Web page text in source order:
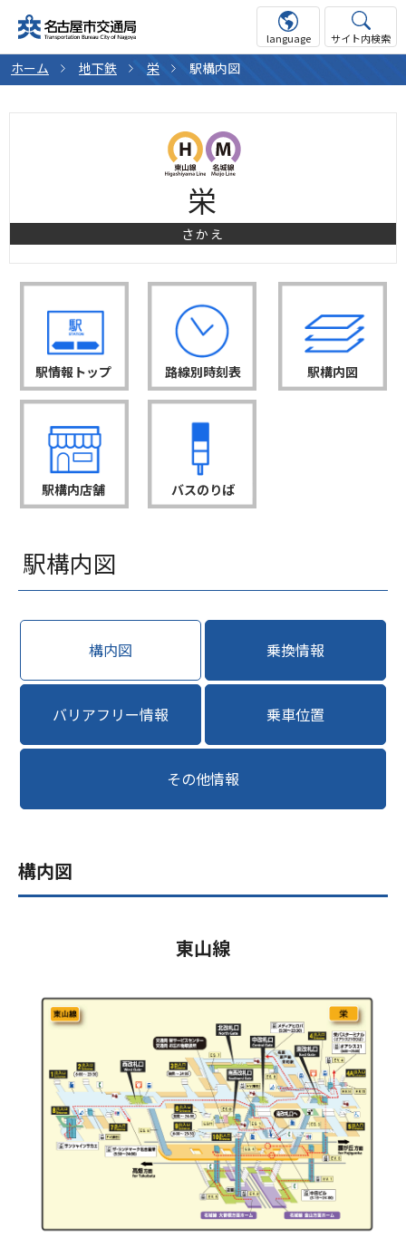
language サイト内検索
ホーム 地下鉄 栄 駅構内図
栄
さかえ
駅情報トップ 路線別時刻表 駅構内図
駅構内店舗 バスのりば
駅構内図
構内図 乗換情報
バリアフリー情報 乗車位置
その他情報
構内図
東山線